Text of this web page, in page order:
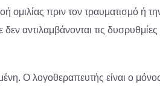
ομιλίας πριν τον τραυματισμό ή
αντιλαμβάνονται τις
Ο λογοθεραπευτής είναι ο